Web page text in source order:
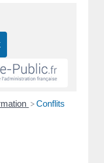
> Conflits